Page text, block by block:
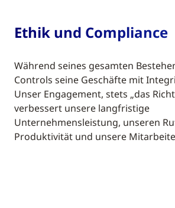
Ethik und Compliance
Während seines gesamten
Controls seine Geschäfte mit
Unser Engagement, stets „das
verbessert unsere langfristige
Unternehmensleistung, unseren
Produktivität und unsere